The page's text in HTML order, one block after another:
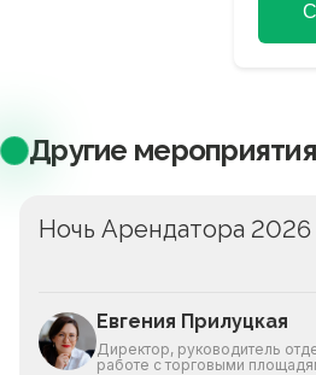
Другие мероприятия
Ночь Арендатора 2026
Евгения Прилуцкая
Директор, руководитель
работе с торговыми